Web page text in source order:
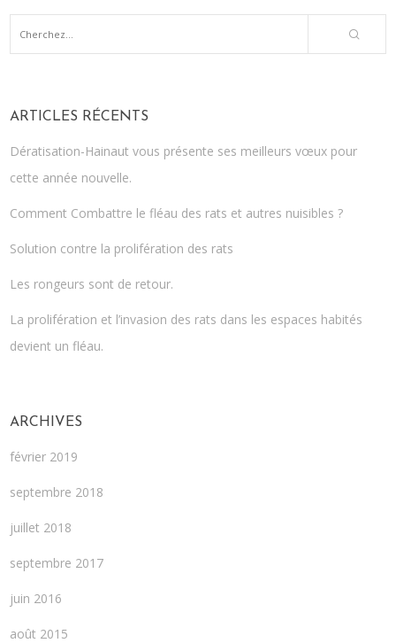
ARTICLES RÉCENTS
Dératisation-Hainaut vous présente ses meilleurs vœux pour
cette année nouvelle.
Comment Combattre le fléau des rats et autres nuisibles ?
Solution contre la prolifération des rats
Les rongeurs sont de retour.
La prolifération et l’invasion des rats dans les espaces habités
devient un fléau.
ARCHIVES
février 2019
septembre 2018
juillet 2018
septembre 2017
juin 2016
août 2015